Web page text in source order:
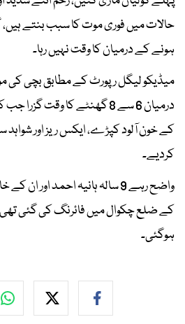
حالات میں فوری موت کا سبب بنتے ہیں،
ہونے کے درمیان کا وقت نہیں رہا۔
میڈیکو لیگل رپورٹ کے مطابق بچی کی
درمیان 6 سے 8 گھنٹے کا وقت
کے خون آلود کپڑے، ایکس ریز اور
کردیے۔
کے ضلع چکوال میں فائرنگ کی گئی
ہوگئی۔